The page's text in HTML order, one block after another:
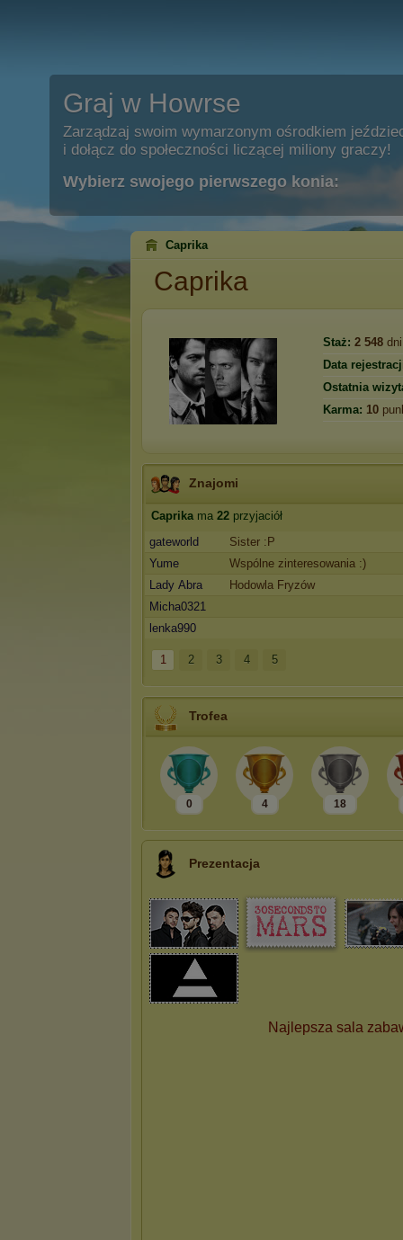
Graj w Howrse
Zarządzaj swoim wymarzonym ośrodkiem
i dołącz do społeczności liczącej miliony graczy!
Wybierz swojego pierwszego konia:
Caprika
Caprika
Staż: 2 548 dni
Data
Ostatnia
Karma: 10
Znajomi
Caprikama 22 przyjaciół
gateworld
Sister :P
Yume
Wspólne zinteresowania :)
Lady Abra
Hodowla Fryzów
Micha0321
lenka990
1 2 3 4 5
Trofea
0 4 18
Prezentacja